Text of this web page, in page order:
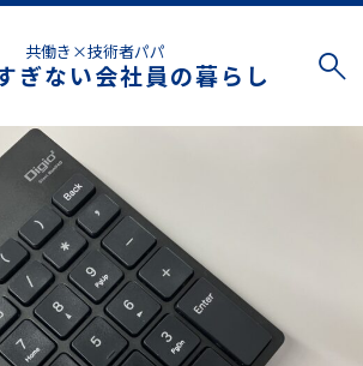
共働き×技術者パパ
ぎない会社員の暮らし